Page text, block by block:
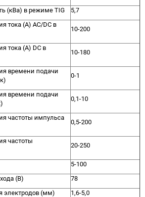
(кВа) в режиме TIG
5,7
тока (А) AC/DC в
10-200
тока (А) DC в
10-180
времени подачи
0-1
времени подачи
0,1-10
частоты импульса
0,5-200
частоты
20-250
5-100
(В)
78
электродов (мм)
1,6-5,0